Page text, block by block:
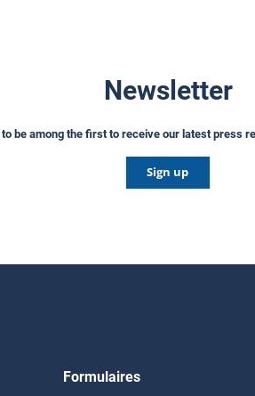
Newsletter
be among the first to receive our latest press
Sign up
Formulaires